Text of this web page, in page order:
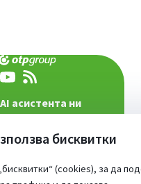
бисквитки
(cookies), за да
асистента ни